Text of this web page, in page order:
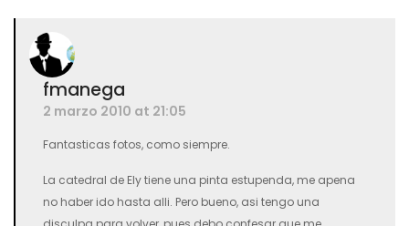
fmanega
2 marzo 2010 at 21:05
Fantasticas fotos, como siempre.
La catedral de Ely tiene una pinta estupenda, me apena
no haber ido hasta alli. Pero bueno, asi tengo una